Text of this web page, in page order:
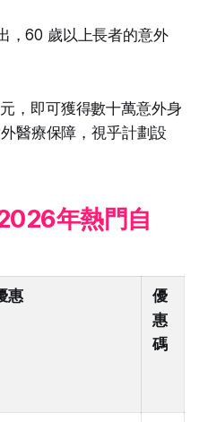
，60 歲以上長者的意外
，即可獲得數十萬意外身
醫療保障，視乎計劃設
年熱門自
惠
優
惠
碼